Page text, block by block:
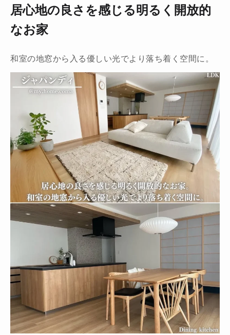
居心地の良さを感じる明るく開放的
なお家
和室の地窓から入る優しい光でより落ち着く空間に。